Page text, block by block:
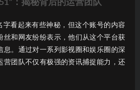
：揭秘背后的运营团队
字看起来有些神秘，但这个账号的内容
丝和网友纷纷表示，他们从这个平台获
息。通过对一系列影视圈和娱乐圈的深
营团队不仅有极强的资讯捕捉能力，还